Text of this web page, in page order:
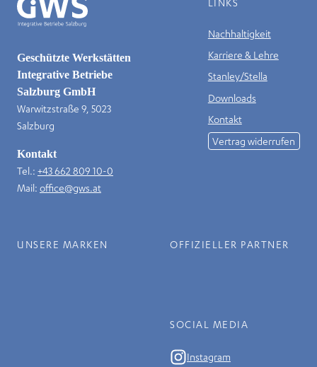
Geschützte Werkstätten
Integrative Betriebe
Salzburg GmbH
Warwitzstraße 9, 5023
Salzburg
Kontakt
Tel.: +43 662 809 10-0
Mail: office@gws.at
LINKS
Nachhaltigkeit
Karriere & Lehre
Stanley/Stella
Downloads
Kontakt
Vertrag widerrufen
UNSERE MARKEN OFFIZIELLER PARTNER
SOCIAL MEDIA
Instagram